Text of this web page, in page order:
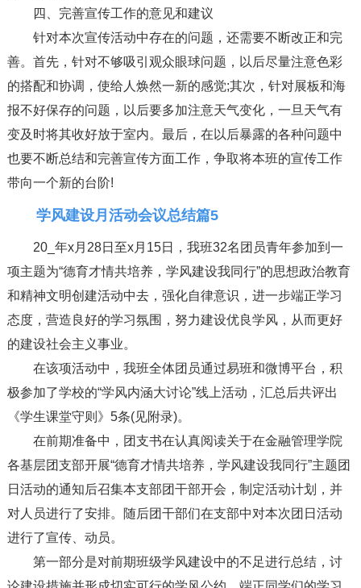
四、完善宣传工作的意见和建议
针对本次宣传活动中存在的问题，还需要不断改正和完
善。首先，针对不够吸引观众眼球问题，以后尽量注意色彩
的搭配和协调，使给人焕然一新的感觉;其次，针对展板和海
报不好保存的问题，以后要多加注意天气变化，一旦天气有
变及时将其收好放于室内。最后，在以后暴露的各种问题中
也要不断总结和完善宣传方面工作，争取将本班的宣传工作
带向一个新的台阶!
学风建设月活动会议总结篇5
20_年x月28日至x月15日，我班32名团员青年参加到一
项主题为“德育才情共培养，学风建设我同行”的思想政治教育
和精神文明创建活动中去，强化自律意识，进一步端正学习
态度，营造良好的学习氛围，努力建设优良学风，从而更好
的建设社会主义事业。
在该项活动中，我班全体团员通过易班和微博平台，积
极参加了学校的“学风内涵大讨论”线上活动，汇总后共评出
《学生课堂守则》5条(见附录)。
在前期准备中，团支书在认真阅读关于在金融管理学院
各基层团支部开展“德育才情共培养，学风建设我同行”主题团
日活动的通知后召集本支部团干部开会，制定活动计划，并
对人员进行了安排。随后团干部们在支部中对本次团日活动
进行了宣传、动员。
第一部分是对前期班级学风建设中的不足进行总结，讨